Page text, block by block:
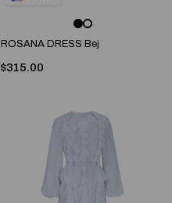
ROSANA DRESS Bej
$315.00